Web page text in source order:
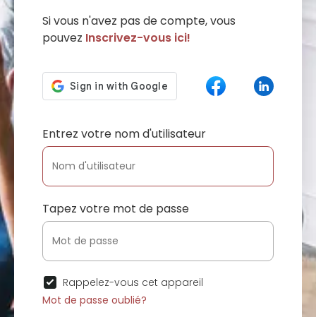
Si vous n'avez pas de compte, vous
pouvez Inscrivez-vous ici!
Entrez votre nom d'utilisateur
Tapez votre mot de passe
Rappelez-vous cet appareil
Mot de passe oublié?